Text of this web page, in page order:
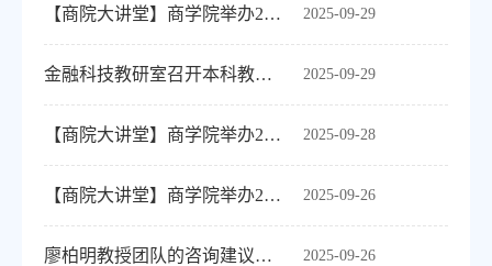
2025-09-29
【商院大讲堂】商学院举办2025年秋季教授大讲堂系列活动（第六期）
2025-09-29
金融科技教研室召开本科教学工作合格评估专题学习研讨会
2025-09-28
【商院大讲堂】商学院举办2025年秋季教授大讲堂系列活动（第五期）
2025-09-26
【商院大讲堂】商学院举办2025年秋季教授大讲堂系列活动（第四期）
2025-09-26
廖柏明教授团队的咨询建议获广西区人民政府领导的肯定批示